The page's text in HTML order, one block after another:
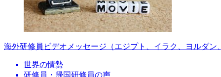
海外研修員ビデオメッセージ（エジプト、イラク、ヨルダン
世界の情勢
研修員・帰国研修員の声